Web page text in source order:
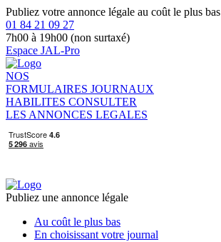
Publiez votre annonce légale au coût le plus bas
01 84 21 09 27
7h00 à 19h00 (non surtaxé)
Espace JAL-Pro
NOS
FORMULAIRES JOURNAUX
HABILITES CONSULTER
LES ANNONCES LEGALES
Publiez une annonce légale
Au coût le plus bas
En choisissant votre journal